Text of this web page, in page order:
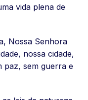
vida plena de
Nossa Senhora
nossa cidade,
paz, sem guerra e